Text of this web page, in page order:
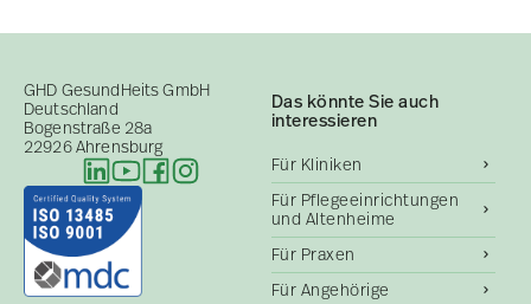
GHD GesundHeits GmbH
Deutschland
Bogenstraße 28a
22926 Ahrensburg
Das könnte Sie auch
interessieren
Für Kliniken
Für Pflegeeinrichtungen
und Altenheime
Für Praxen
Für Angehörige